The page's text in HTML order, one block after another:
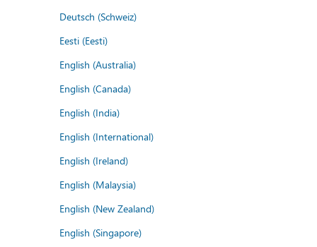
Deutsch (Schweiz)
Eesti (Eesti)
English (Australia)
English (Canada)
English (India)
English (International)
English (Ireland)
English (Malaysia)
English (New Zealand)
English (Singapore)